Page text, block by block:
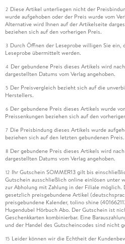
2 Diese Artikel unterliegen nicht der
wurde aufgehoben oder der Preis wurde vom
Alternative wird Ihnen auf der Artikelseite
beziehen sich auf den vorherigen Preis.
3 Durch Öffnen der Leseprobe willigen Sie ein,
Leseprobe übermittelt werden.
4 Der gebundene Preis dieses Artikels wird
dargestellten Datums vom Verlag angehoben.
5 Der Preisvergleich bezieht sich auf die
Herstellers.
6 Der gebundene Preis dieses Artikels wurde
Preissenkungen beziehen sich auf den
7 Die Preisbindung dieses Artikels wurde
beziehen sich auf den letzten gebundenen Preis.
8 Der gebundene Preis dieses Artikels wird
dargestellten Datums vom Verlag angehoben.
12 Ihr Gutschein SOMMER13 gilt bis
Gutschein ausschließlich online einlösen unter
zur Abholung mit Zahlung in der Filiale
gesetzlich preisgebundene Artikel
preisgebundene Kalender, tolino shine
Hugendubel Hörbuch Abo. Der Gutschein ist
Geschenkkarten kombinierbar. Eine
und der Handel des Gutscheincodes sind nicht
15 Leider können wir die Echtheit der